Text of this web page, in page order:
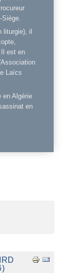
Siège.
liturgie), il
est en
Laïcs
en Algérie
en